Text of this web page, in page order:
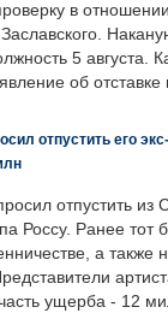
в
5 августа.
об
отпустить его
отпустить из
Россу. Ранее тот
а также
ущерба - 12